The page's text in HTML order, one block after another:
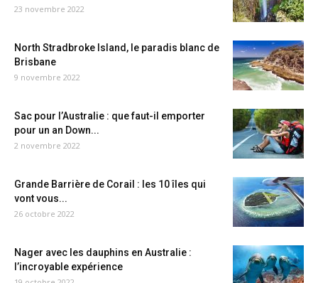
23 novembre 2022
North Stradbroke Island, le paradis blanc de
Brisbane
9 novembre 2022
Sac pour l’Australie : que faut-il emporter
pour un an Down...
2 novembre 2022
Grande Barrière de Corail : les 10 îles qui
vont vous...
26 octobre 2022
Nager avec les dauphins en Australie :
l’incroyable expérience